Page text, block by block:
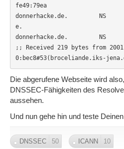
fe49:79ea
donnerhacke.de.         NS
e.
donnerhacke.de.         NS
;; Received 219 bytes from
0:bec8#53(broceliande.iks-
Die abgerufene Webseite wird
DNSSEC-Fähigkeiten des
aussehen.
Und nun gehe hin und teste
DNSSEC 50 ICANN 10